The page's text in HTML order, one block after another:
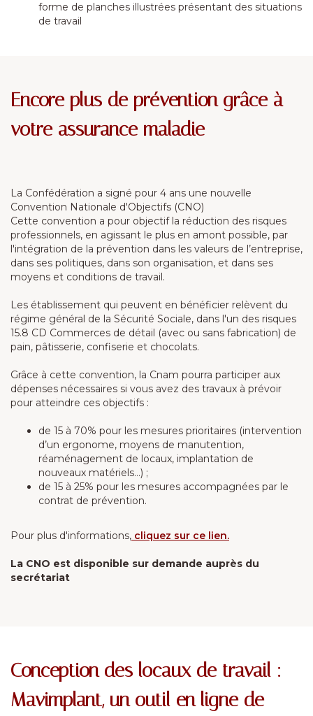
forme de planches illustrées présentant des situations
de travail
Encore plus de prévention grâce à
votre assurance maladie
La Confédération a signé pour 4 ans une nouvelle
Convention Nationale d'Objectifs (CNO)
Cette convention a pour objectif la réduction des risques
professionnels, en agissant le plus en amont possible, par
l'intégration de la prévention dans les valeurs de l’entreprise,
dans ses politiques, dans son organisation, et dans ses
moyens et conditions de travail.
Les établissement qui peuvent en bénéficier relèvent du
régime général de la Sécurité Sociale, dans l'un des risques
15.8 CD Commerces de détail (avec ou sans fabrication) de
pain, pâtisserie, confiserie et chocolats.
Grâce à cette convention, la Cnam pourra participer aux
dépenses nécessaires si vous avez des travaux à prévoir
pour atteindre ces objectifs :
de 15 à 70% pour les mesures prioritaires (intervention
d’un ergonome, moyens de manutention,
réaménagement de locaux, implantation de
nouveaux matériels…) ;
de 15 à 25% pour les mesures accompagnées par le
contrat de prévention.
Pour plus d'informations, cliquez sur ce lien.
La CNO est disponible sur demande auprès du
secrétariat
Conception des locaux de travail :
Mavimplant, un outil en ligne de